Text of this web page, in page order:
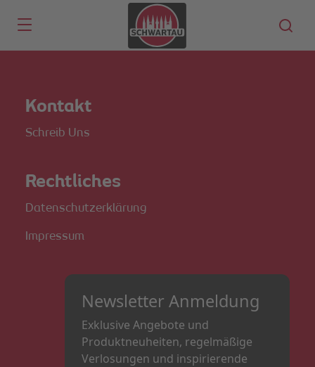
Kontakt
Schreib Uns
Rechtliches
Datenschutzerklärung
Impressum
Newsletter Anmeldung
Exklusive Angebote und
Produktneuheiten, regelmäßige
Verlosungen und inspirierende